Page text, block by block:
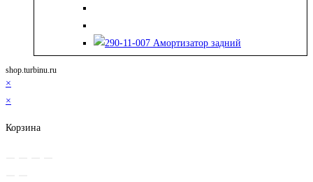
shop.turbinu.ru
×
×
Корзина